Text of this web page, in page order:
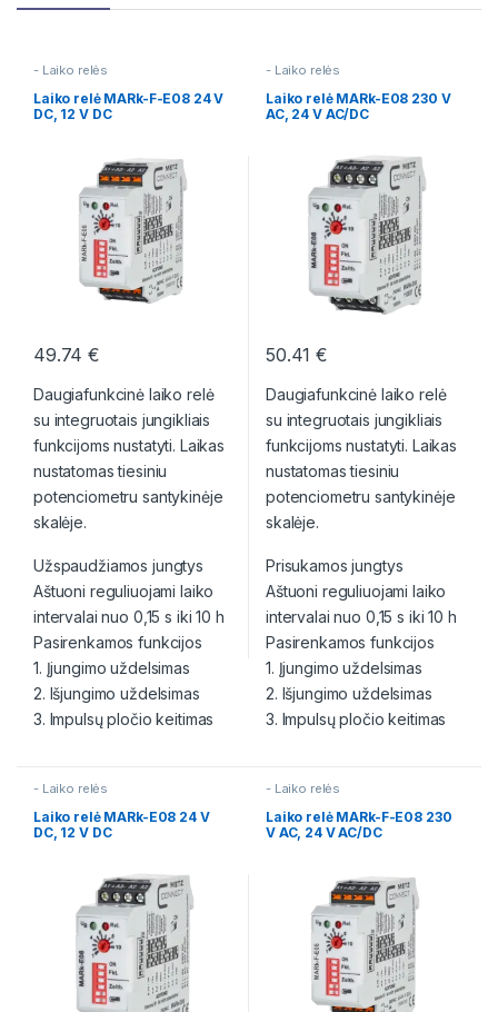
- Laiko relės
Laiko relė MARk-F-E08 24 V
DC, 12 V DC
49.74€
Daugiafunkcinė laiko relė
su integruotais jungikliais
funkcijoms nustatyti. Laikas
nustatomas tiesiniu
potenciometru santykinėje
skalėje.
Užspaudžiamos jungtys
Aštuoni reguliuojami laiko
intervalai nuo 0,15 s iki 10 h
Pasirenkamos funkcijos
1. Įjungimo uždelsimas
2. Išjungimo uždelsimas
3. Impulsų pločio keitimas
- Laiko relės
Laiko relė MARk-E08 230 V
AC, 24 V AC/DC
50.41€
Daugiafunkcinė laiko relė
su integruotais jungikliais
funkcijoms nustatyti. Laikas
nustatomas tiesiniu
potenciometru santykinėje
skalėje.
Prisukamos jungtys
Aštuoni reguliuojami laiko
intervalai nuo 0,15 s iki 10 h
Pasirenkamos funkcijos
1. Įjungimo uždelsimas
2. Išjungimo uždelsimas
3. Impulsų pločio keitimas
- Laiko relės
Laiko relė MARk-E08 24 V
DC, 12 V DC
- Laiko relės
Laiko relė MARk-F-E08 230
V AC, 24 V AC/DC